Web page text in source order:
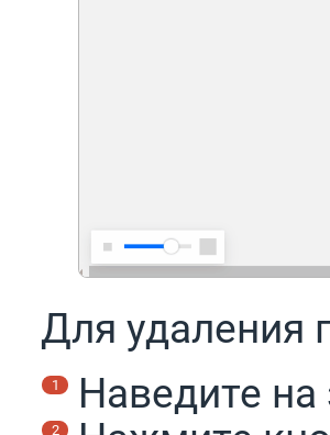
Для удаления
Наведите на